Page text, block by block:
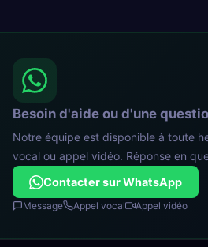
Besoin d'aide ou d'une
Notre équipe est disponible à toute
vocal ou appel vidéo. Réponse en
Contacter sur WhatsApp
Message Appel vocal Appel vidéo